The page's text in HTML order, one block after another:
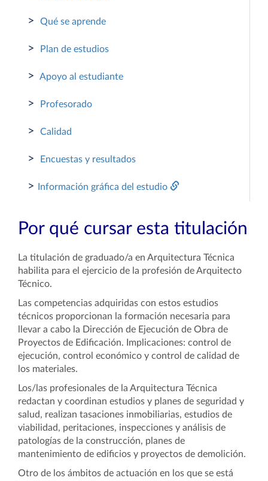
> Qué se aprende
> Plan de estudios
> Apoyo al estudiante
> Profesorado
> Calidad
> Encuestas y resultados
> Información gráfica del estudio
Por qué cursar esta titulación
La titulación de graduado/a en Arquitectura Técnica
habilita para el ejercicio de la profesión de Arquitecto
Técnico.
Las competencias adquiridas con estos estudios
técnicos proporcionan la formación necesaria para
llevar a cabo la Dirección de Ejecución de Obra de
Proyectos de Edificación. Implicaciones: control de
ejecución, control económico y control de calidad de
los materiales.
Los/las profesionales de la Arquitectura Técnica
redactan y coordinan estudios y planes de seguridad y
salud, realizan tasaciones inmobiliarias, estudios de
viabilidad, peritaciones, inspecciones y análisis de
patologías de la construcción, planes de
mantenimiento de edificios y proyectos de demolición.
Otro de los ámbitos de actuación en los que se está